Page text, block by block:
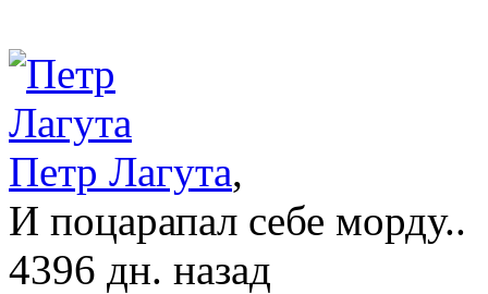
Петр Лагута,
И поцарапал себе морду..
4396 дн. назад